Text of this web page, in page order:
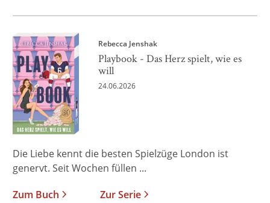
Rebecca Jenshak
Playbook - Das Herz spielt, wie es
will
24.06.2026
Die Liebe kennt die besten Spielzüge London ist
genervt. Seit Wochen füllen ...
Zum Buch
Zur Serie